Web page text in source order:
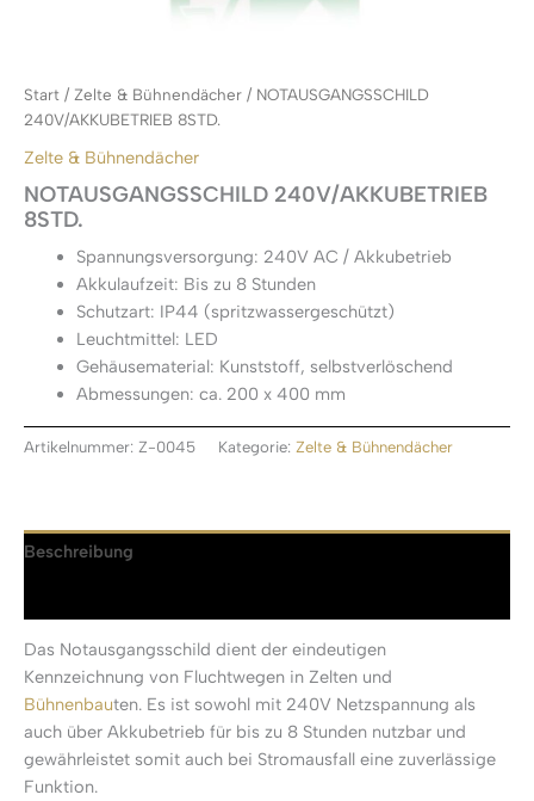
Start / Zelte & Bühnendächer / NOTAUSGANGSSCHILD
240V/AKKUBETRIEB 8STD.
Zelte & Bühnendächer
NOTAUSGANGSSCHILD 240V/AKKUBETRIEB
8STD.
Spannungsversorgung: 240V AC / Akkubetrieb
Akkulaufzeit: Bis zu 8 Stunden
Schutzart: IP44 (spritzwassergeschützt)
Leuchtmittel: LED
Gehäusematerial: Kunststoff, selbstverlöschend
Abmessungen: ca. 200 x 400 mm
Artikelnummer: Z-0045 Kategorie: Zelte & Bühnendächer
Beschreibung
Das Notausgangsschild dient der eindeutigen
Kennzeichnung von Fluchtwegen in Zelten und
Bühnenbauten. Es ist sowohl mit 240V Netzspannung als
auch über Akkubetrieb für bis zu 8 Stunden nutzbar und
gewährleistet somit auch bei Stromausfall eine zuverlässige
Funktion.